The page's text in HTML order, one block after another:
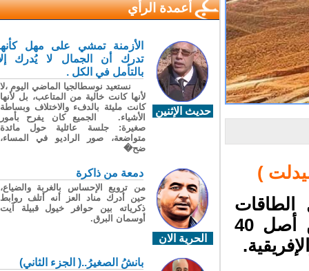
)
المتجددة"، المغرب في المرتبة 16 عالميا، من أصل 40
أعمدة الرأي
حديث الإثنين
الأزمنة تمشي على مهل كأنها
تدرك أن الجمال لا يُدرك إلا
بالتأمل في الكل .
نستعيد نوسطالجيا الماضي اليوم ،لا
لأنها كانت خالية من المتاعب، بل لأنها
كانت مليئة بالدفء والاختلاف وبساطة
الأشياء. الجميع كان يفرح بأمور
صغيرة: جلسة عائلية حول مائدة
متواضعة، صور الراديو في المساء،
ضح�
الحرية الان
دمعة من ذاكرة
من ترويع الإحساس بالغربة والضياع،
حين أدرك مناد العز أنه أتلف روابط
ذكرياته بين حوافر خيول قبيلة آيت
أوسمان البرق.
بانشُ الصغيرُ..( الجزء الثاني)